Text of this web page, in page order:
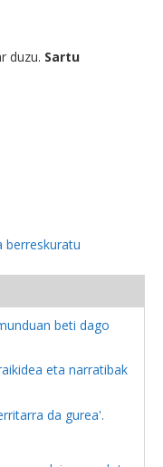
duzu. Sartu
berreskuratu
beti dago
eta narratibak
da gurea'.